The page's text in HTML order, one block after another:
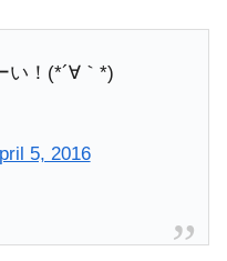
い！(*´∀｀*)
5, 2016